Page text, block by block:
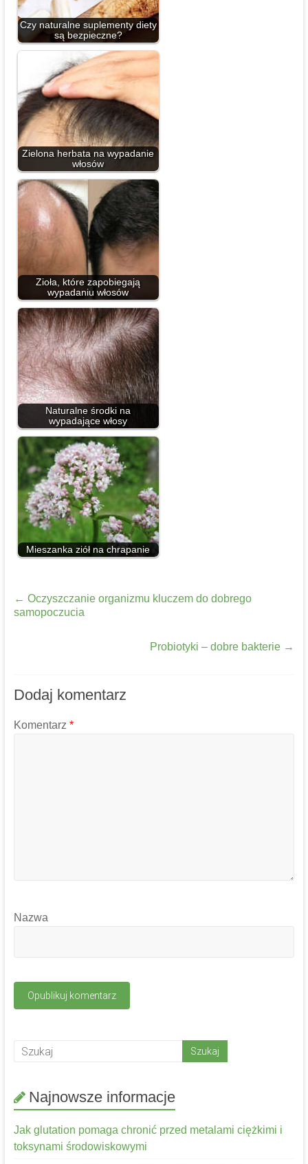
Czy naturalne suplementy diety
są bezpieczne?
Zielona herbata na wypadanie
włosów
Zioła, które zapobiegają
wypadaniu włosów
Naturalne środki na
wypadające włosy
Mieszanka ziół na chrapanie
← Oczyszczanie organizmu kluczem do dobrego
samopoczucia
Probiotyki – dobre bakterie →
Dodaj komentarz
Komentarz *
Nazwa
Najnowsze informacje
Jak glutation pomaga chronić przed metalami ciężkimi i
toksynami środowiskowymi